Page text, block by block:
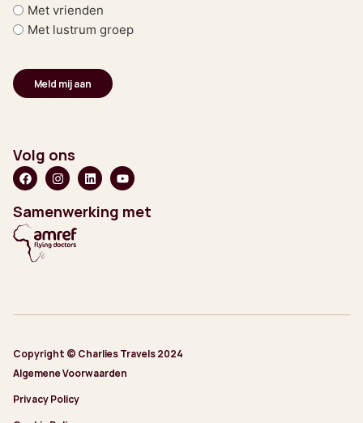
Met vrienden
Met lustrum groep
Volg ons
Samenwerking met
Copyright © Charlies Travels 2024
Algemene Voorwaarden
Privacy Policy